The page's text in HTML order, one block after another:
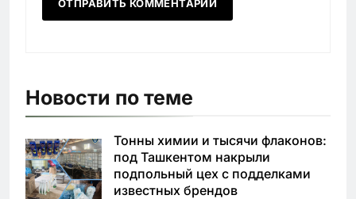
Новости по теме
Тонны химии и тысячи флаконов:
под Ташкентом накрыли
подпольный цех с подделками
известных брендов